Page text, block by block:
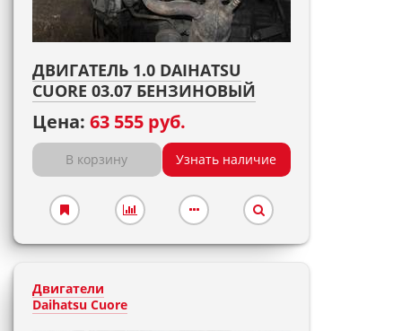
ДВИГАТЕЛЬ 1.0 DAIHATSU
CUORE 03.07 БЕНЗИНОВЫЙ
Цена: 63 555 руб.
В корзину Узнать наличие
Двигатели
Daihatsu Cuore